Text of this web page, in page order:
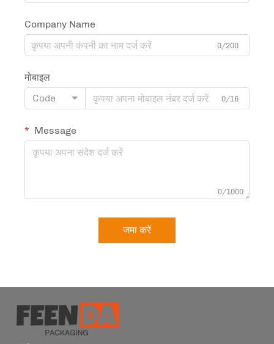
Company Name
0/200
मोबाइल
Code
0/16
Message
0/1000
जमा करें